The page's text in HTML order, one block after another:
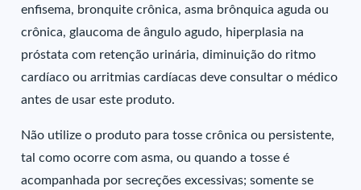
enfisema, bronquite crônica, asma brônquica aguda ou
crônica, glaucoma de ângulo agudo, hiperplasia na
próstata com retenção urinária, diminuição do ritmo
cardíaco ou arritmias cardíacas deve consultar o médico
antes de usar este produto.
Não utilize o produto para tosse crônica ou persistente,
tal como ocorre com asma, ou quando a tosse é
acompanhada por secreções excessivas; somente se